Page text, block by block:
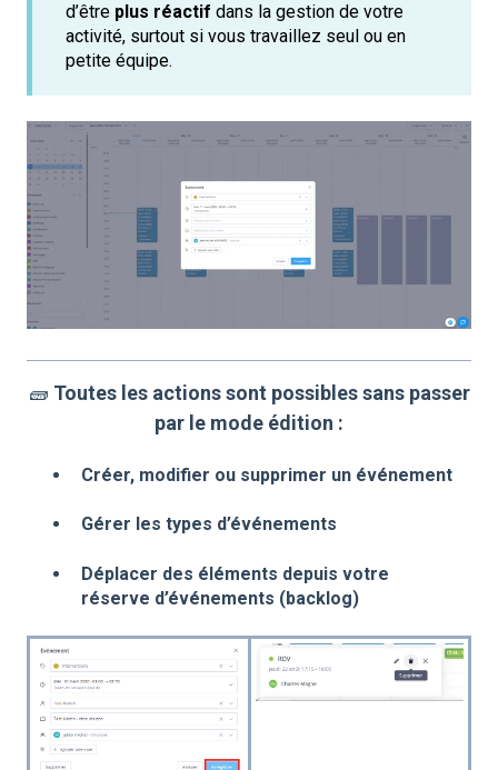
d’être plus réactif dans la gestion de votre
activité, surtout si vous travaillez seul ou en
petite équipe.
🧱 Toutes les actions sont possibles sans passer
par le mode édition :
Créer, modifier ou supprimer un événement
Gérer les types d’événements
Déplacer des éléments depuis votre
réserve d’événements (backlog)